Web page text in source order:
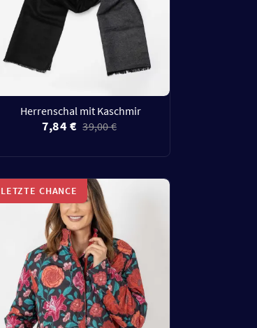
Herrenschal mit Kaschmir
7,84 € 39,00 €
LETZTE CHANCE